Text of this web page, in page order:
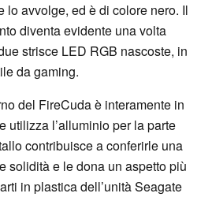
lo avvolge, ed è di colore nero. Il
diventa evidente una volta
strisce LED RGB nascoste, in
da gaming.
del FireCuda è interamente in
utilizza l’alluminio per la parte
contribuisce a conferirle una
solidità e le dona un aspetto più
in plastica dell’unità Seagate